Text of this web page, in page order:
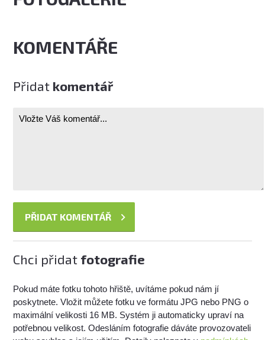
KOMENTÁŘE
Přidat komentář
Chci přidat fotografie
Pokud máte fotku tohoto hřiště, uvítáme pokud nám jí
poskytnete. Vložit můžete fotku ve formátu JPG nebo PNG o
maximální velikosti 16 MB. Systém ji automaticky upraví na
potřebnou velikost. Odesláním fotografie dáváte provozovateli